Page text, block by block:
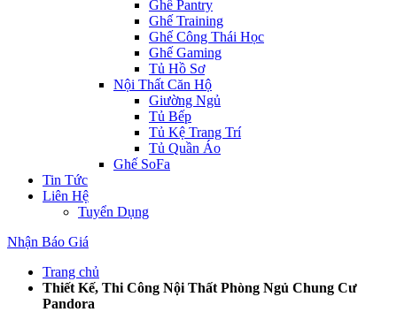
Ghế Pantry
Ghế Training
Ghế Công Thái Học
Ghế Gaming
Tủ Hồ Sơ
Nội Thất Căn Hộ
Giường Ngủ
Tủ Bếp
Tủ Kệ Trang Trí
Tủ Quần Áo
Ghế SoFa
Tin Tức
Liên Hệ
Tuyển Dụng
Nhận Báo Giá
Trang chủ
Thiết Kế, Thi Công Nội Thất Phòng Ngủ Chung Cư
Pandora